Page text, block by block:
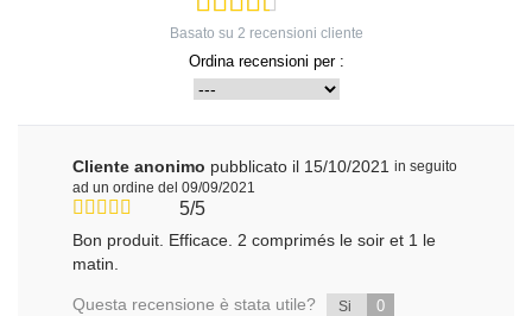
Basato su 2 recensioni cliente
Ordina recensioni per :
Cliente anonimo pubblicato il 15/10/2021 in seguito
ad un ordine del 09/09/2021
5/5
Bon produit. Efficace. 2 comprimés le soir et 1 le
matin.
Questa recensione è stata utile? Si 0